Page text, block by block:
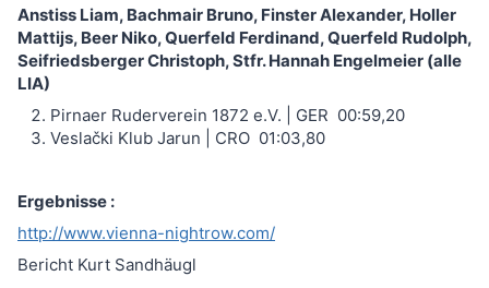
Anstiss Liam, Bachmair Bruno, Finster Alexander, Holler
Mattijs, Beer Niko, Querfeld Ferdinand, Querfeld Rudolph,
Seifriedsberger Christoph, Stfr. Hannah Engelmeier (alle
LIA)
Pirnaer Ruderverein 1872 e.V. | GER 00:59,20
Veslački Klub Jarun | CRO 01:03,80
Ergebnisse :
http://www.vienna-nightrow.com/
Bericht Kurt Sandhäugl